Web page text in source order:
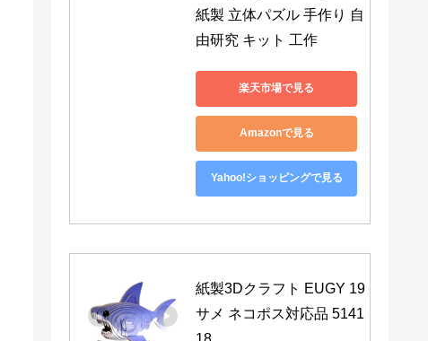
紙製 立体パズル 手作り 自
由研究 キット 工作
楽天市場で見る
Amazonで見る
Yahoo!ショッピングで見る
紙製3Dクラフト EUGY 19
サメ ネコポス対応品 5141